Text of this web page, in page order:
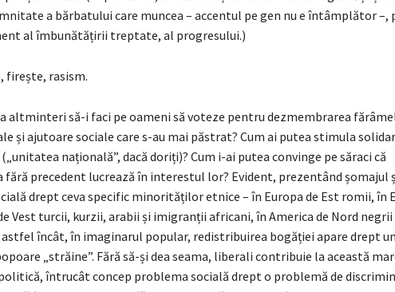
a bărbatului care muncea – accentul pe gen nu e întâmplător –,
al îmbunătățirii treptate, al progresului.)
firește, rasism.
altminteri să-i faci pe oameni să voteze pentru dezmembrarea
și ajutoare sociale care s-au mai păstrat? Cum ai putea stimula
națională”, dacă doriți)? Cum i-ai putea convinge pe săraci că
precedent lucrează în interestul lor? Evident, prezentând șomajul
drept ceva specific minorităților etnice – în Europa de Est romii, în
Vest turcii, kurzii, arabii și imigranții africani, în America de Nord negrii
astfel încât, în imaginarul popular, redistribuirea bogăției apare drept
„străine”. Fără să-și dea seama, liberali contribuie la această
întrucât concep problema socială drept o problemă de